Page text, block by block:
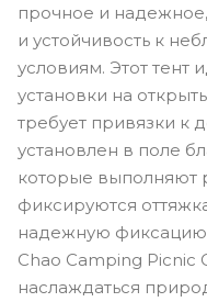
прочное и
и устойчивость к
условиям. Этот тент
установки на
требует привязки к
установлен в поле
которые выполняют
фиксируются
надежную фиксацию
Chao Camping
наслаждаться